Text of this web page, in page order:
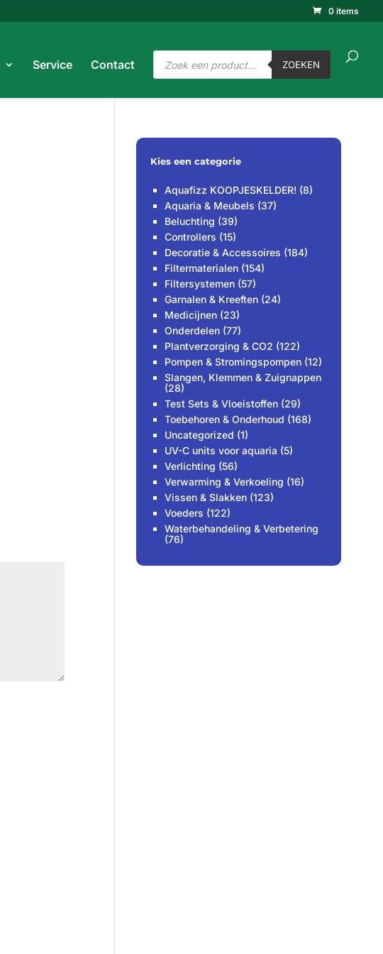
0 items
Service Contact
Producten
zoeken
ZOEKEN
Producten
Kies een categorie
Aquafizz KOOPJESKELDER! (8)
Aquaria & Meubels (37)
Beluchting (39)
Controllers (15)
Decoratie & Accessoires (184)
Filtermaterialen (154)
Filtersystemen (57)
Garnalen & Kreeften (24)
Medicijnen (23)
Onderdelen (77)
Plantverzorging & CO2 (122)
Pompen & Stromingspompen (12)
Slangen, Klemmen & Zuignappen
(28)
Test Sets & Vloeistoffen (29)
Toebehoren & Onderhoud (168)
Uncategorized (1)
UV-C units voor aquaria (5)
Verlichting (56)
Verwarming & Verkoeling (16)
Vissen & Slakken (123)
Voeders (122)
Waterbehandeling & Verbetering
(76)